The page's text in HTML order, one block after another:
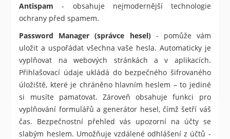
Antispam - obsahuje nejmodernější technologie
ochrany před spamem.
Password Manager (správce hesel)- pomůže vám
uložit a uspořádat všechna vaše hesla. Automaticky je
vyplňovat na webových stránkách a v aplikacích.
Přihlašovací údaje ukládá do bezpečného šifrovaného
úložiště, které je chráněno hlavním heslem – to jediné
si musíte pamatovat. Zároveň obsahuje funkci pro
vyplňování formulářů a generátor hesel, čímž šetří váš
čas. Bezpečnostní přehled vás upozorní na účty se
slabým heslem. Umožňuje vzdálené odhlášení z účtů -